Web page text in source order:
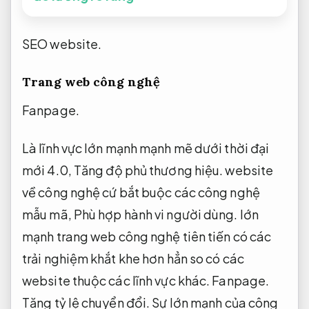
SEO website.
Trang web công nghệ
Fanpage.
Là lĩnh vực lớn mạnh mạnh mẽ dưới thời đại
mới 4.0, Tăng độ phủ thương hiệu.website
về công nghệ cứ bắt buộc các công nghệ
mẫu mã, Phù hợp hành vi người dùng. lớn
mạnh trang web công nghệ tiên tiến có các
trải nghiệm khắt khe hơn hẳn so có các
website thuộc các lĩnh vực khác. Fanpage.
Tăng tỷ lệ chuyển đổi. Sự lớn mạnh của công